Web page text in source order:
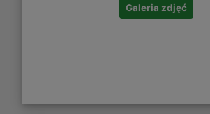
Galeria zdjęć